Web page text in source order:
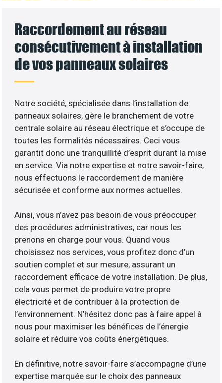
Raccordement au réseau
consécutivement à installation
de vos panneaux solaires
Notre société, spécialisée dans l’installation de
panneaux solaires, gère le branchement de votre
centrale solaire au réseau électrique et s’occupe de
toutes les formalités nécessaires. Ceci vous
garantit donc une tranquillité d’esprit durant la mise
en service. Via notre expertise et notre savoir-faire,
nous effectuons le raccordement de manière
sécurisée et conforme aux normes actuelles.
Ainsi, vous n’avez pas besoin de vous préoccuper
des procédures administratives, car nous les
prenons en charge pour vous. Quand vous
choisissez nos services, vous profitez donc d’un
soutien complet et sur mesure, assurant un
raccordement efficace de votre installation. De plus,
cela vous permet de produire votre propre
électricité et de contribuer à la protection de
l’environnement. N’hésitez donc pas à faire appel à
nous pour maximiser les bénéfices de l’énergie
solaire et réduire vos coûts énergétiques.
En définitive, notre savoir-faire s’accompagne d’une
expertise marquée sur le choix des panneaux